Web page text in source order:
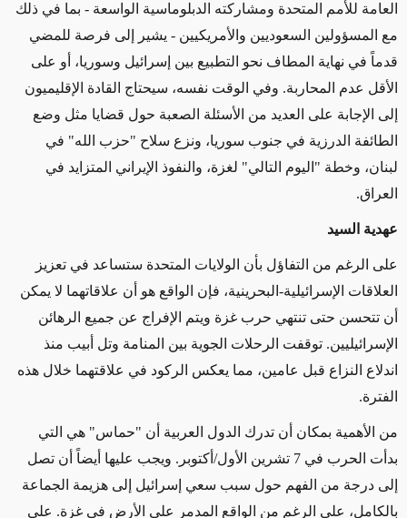
العامة للأمم المتحدة ومشاركته الدبلوماسية الواسعة - بما في ذلك
مع المسؤولين السعوديين والأمريكيين - يشير إلى فرصة للمضي
قدماً في نهاية المطاف نحو التطبيع بين إسرائيل وسوريا، أو على
الأقل عدم المحاربة. وفي الوقت نفسه، سيحتاج القادة الإقليميون
إلى الإجابة على العديد من الأسئلة الصعبة حول قضايا مثل وضع
الطائفة الدرزية في جنوب سوريا، ونزع سلاح "حزب الله" في
لبنان، وخطة "اليوم التالي" لغزة، والنفوذ الإيراني المتزايد في
العراق.
عهدية السيد
على الرغم من التفاؤل بأن الولايات المتحدة ستساعد في تعزيز
العلاقات الإسرائيلية-البحرينية، فإن الواقع هو أن علاقاتهما لا يمكن
أن تتحسن حتى تنتهي حرب غزة ويتم الإفراج عن جميع الرهائن
الإسرائيليين. توقفت الرحلات الجوية بين المنامة وتل أبيب منذ
اندلاع النزاع قبل عامين، مما يعكس الركود في علاقتهما خلال هذه
الفترة.
من الأهمية بمكان أن تدرك الدول العربية أن "حماس" هي التي
بدأت الحرب في 7 تشرين الأول/أكتوبر. ويجب عليها أيضاً أن تصل
إلى درجة من الفهم حول سبب سعي إسرائيل إلى هزيمة الجماعة
بالكامل، على الرغم من الواقع المدمر على الأرض في غزة. على